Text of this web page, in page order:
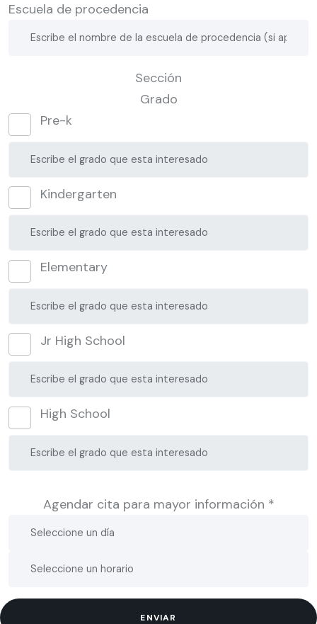
Escuela de procedencia
Sección
Grado
Pre-k
Kindergarten
Elementary
Jr High School
High School
Agendar cita para mayor información *
ENVIAR